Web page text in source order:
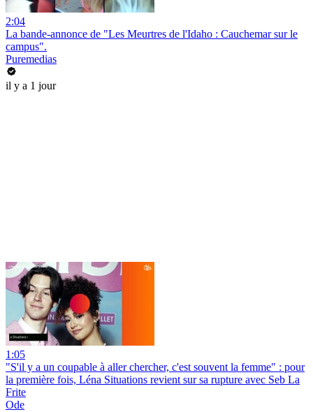
2:04
La bande-annonce de "Les Meurtres de l'Idaho : Cauchemar sur le
campus".
Puremedias
il y a 1 jour
1:05
"S'il y a un coupable à aller chercher, c'est souvent la femme" : pour
la première fois, Léna Situations revient sur sa rupture avec Seb La
Frite
Ode